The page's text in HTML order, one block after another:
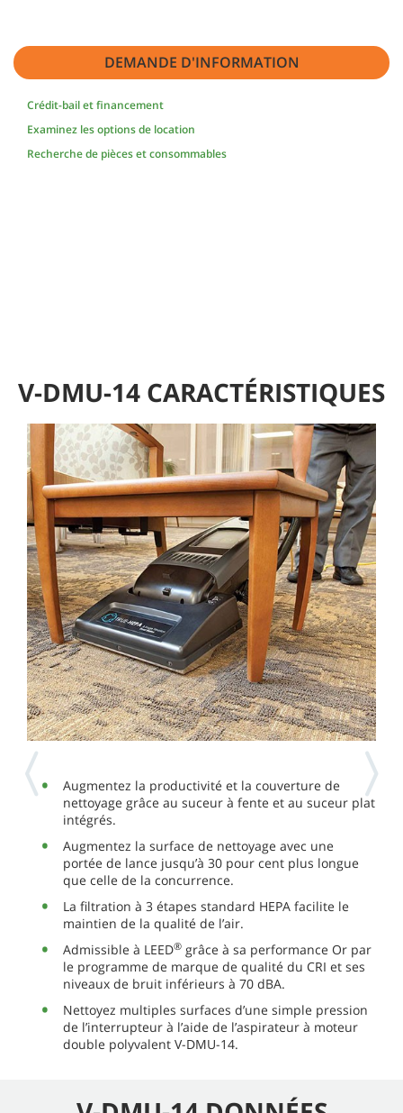
DEMANDE D'INFORMATION
Crédit-bail et financement
Examinez les options de location
Recherche de pièces et consommables
V-DMU-14 CARACTÉRISTIQUES
Augmentez la productivité et la couverture de
nettoyage grâce au suceur à fente et au suceur plat
intégrés.
Augmentez la surface de nettoyage avec une
portée de lance jusqu’à 30 pour cent plus longue
que celle de la concurrence.
La filtration à 3 étapes standard HEPA facilite le
maintien de la qualité de l’air.
Admissible à LEED® grâce à sa performance Or par
le programme de marque de qualité du CRI et ses
niveaux de bruit inférieurs à 70 dBA.
Nettoyez multiples surfaces d’une simple pression
de l’interrupteur à l’aide de l’aspirateur à moteur
double polyvalent V-DMU-14.